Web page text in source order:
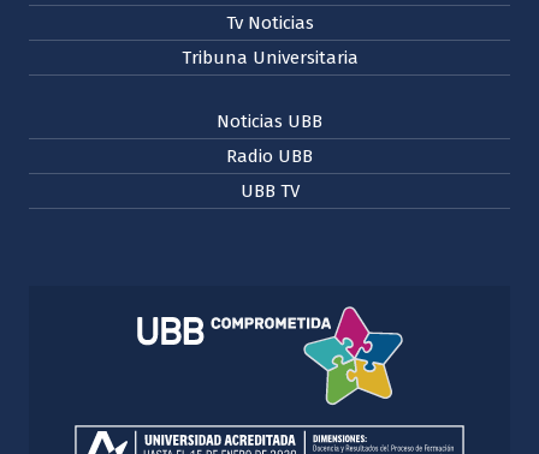
Tv Noticias
Tribuna Universitaria
Noticias UBB
Radio UBB
UBB TV